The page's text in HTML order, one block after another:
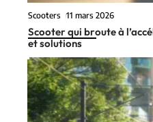
Scooters 11 mars 2026
Scooter qui broute à
et solutions